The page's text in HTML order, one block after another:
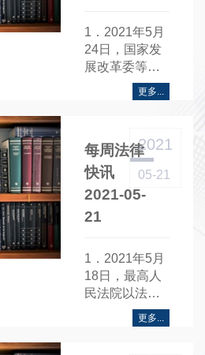
1．2021年5月
24日，国家发
展改革委等四
部门以发改高
技〔2021〕
关于印发......
更多...
每周法律
快讯
2021-05-
21
2021
05-21
1．2021年5月
18日，最高人
民法院以法释
〔2020〕13号
发布《关于内
更多...